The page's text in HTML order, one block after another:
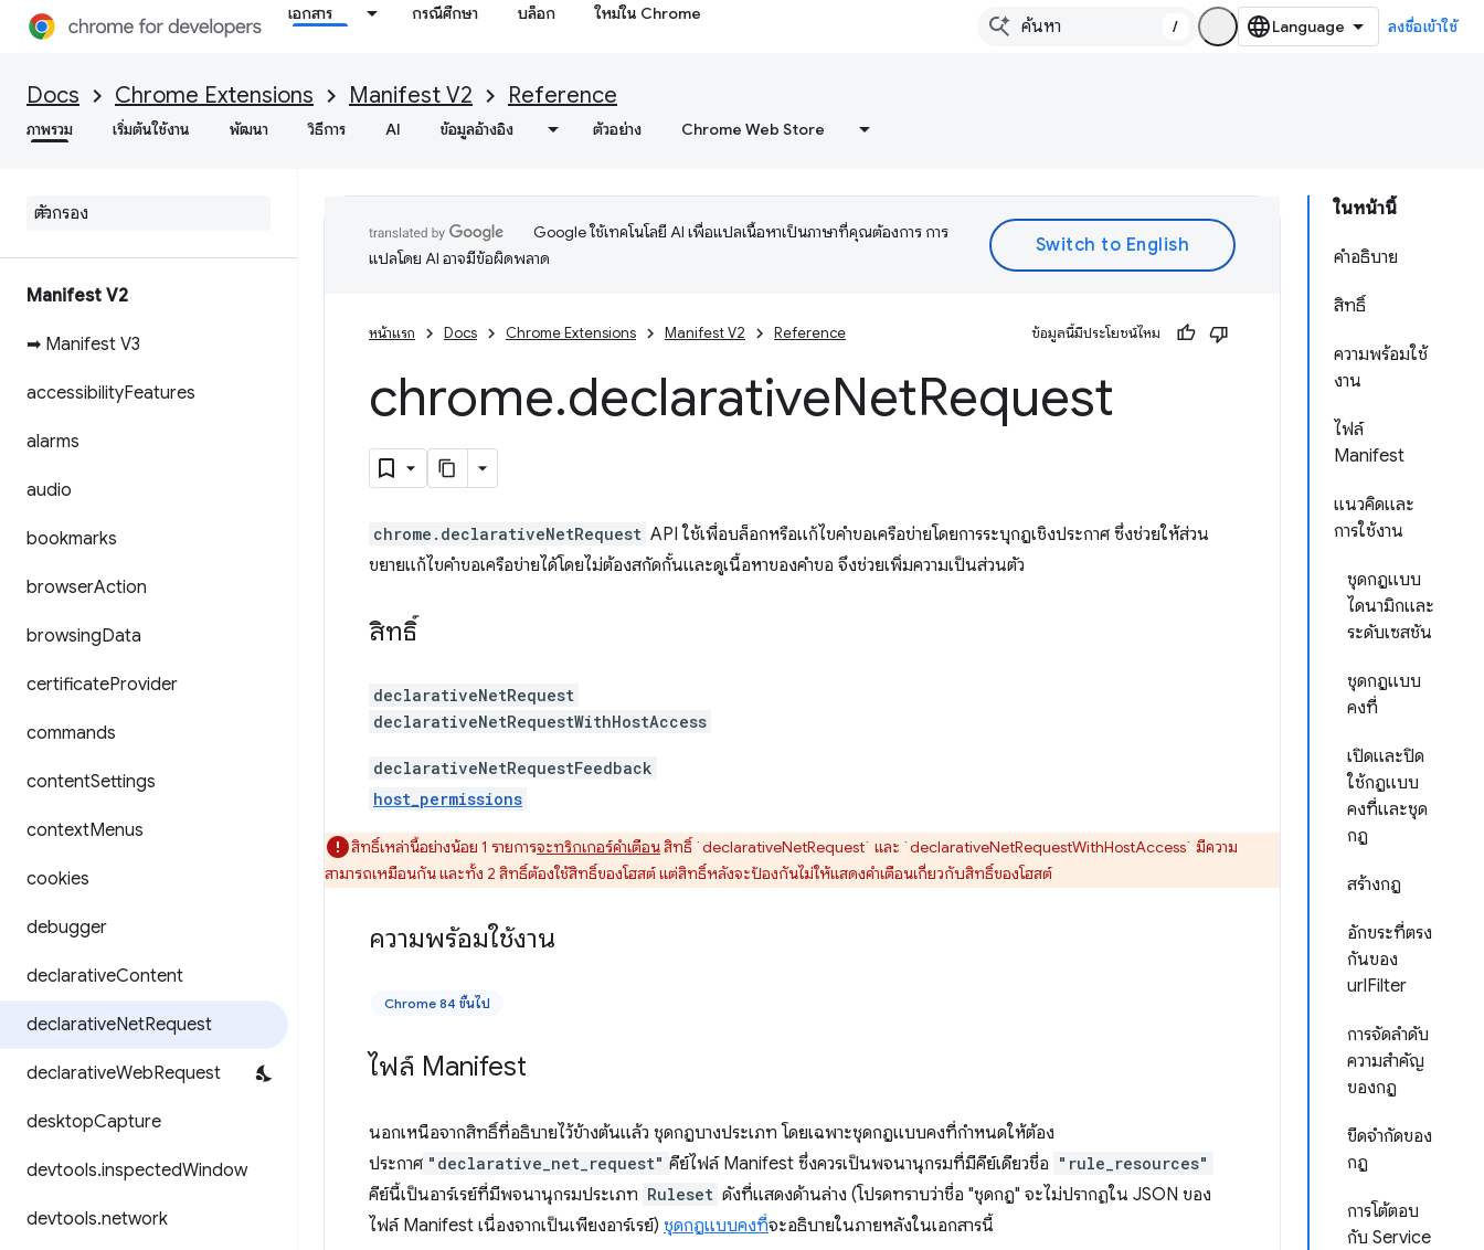
เอกสาร กรณีศึกษา บล็อก ใหม่ใน Chrome
/ ลงชื่อเข้าใช้
Docs Chrome Extensions Manifest V2 Reference
ภาพรวม เริ่มต้นใช้งาน พัฒนา วิธีการ AI ข้อมูลอ้างอิง ตัวอย่าง Chrome Web Store
Manifest V2
➡ Manifest V3
accessibilityFeatures
alarms
audio
bookmarks
browserAction
browsingData
certificateProvider
commands
contentSettings
contextMenus
cookies
debugger
declarativeContent
declarativeNetRequest
declarativeWebRequest
desktopCapture
devtools.inspectedWindow
devtools.network
ในหน้านี้
คำอธิบาย
สิทธิ์
ความพร้อมใช้
งาน
ไฟล์
Manifest
แนวคิดและ
การใช้งาน
ชุดกฎแบบ
ไดนามิกและ
ระดับเซสชัน
ชุดกฎแบบ
คงที่
เปิดและปิด
ใช้กฎแบบ
คงที่และชุด
กฎ
สร้างกฎ
อักขระที่ตรง
กันของ
urlFilter
การจัดลำดับ
ความสำคัญ
ของกฎ
ขีดจํากัดของ
กฎ
การโต้ตอบ
กับ Service
Google ใช้เทคโนโลยี AI เพื่อแปลเนื้อหาเป็นภาษาที่คุณต้องการ การ
แปลโดย AI อาจมีข้อผิดพลาด
หน้าแรก Docs Chrome Extensions Manifest V2 Reference ข้อมูลนี้มีประโยชน์ไหม
chrome.declarativeNetRequest
chrome.declarativeNetRequest API ใช้เพื่อบล็อกหรือแก้ไขคำขอเครือข่ายโดยการระบุกฎเชิงประกาศ ซึ่งช่วยให้ส่วน
ขยายแก้ไขคำขอเครือข่ายได้โดยไม่ต้องสกัดกั้นและดูเนื้อหาของคำขอ จึงช่วยเพิ่มความเป็นส่วนตัว
สิทธิ์
declarativeNetRequest
declarativeNetRequestWithHostAccess
declarativeNetRequestFeedback
host_permissions
สิทธิ์เหล่านี้อย่างน้อย 1 รายการจะทริกเกอร์คำเตือนสิทธิ์ `declarativeNetRequest` และ `declarativeNetRequestWithHostAccess` มีความ
สามารถเหมือนกัน และทั้ง 2 สิทธิ์ต้องใช้สิทธิ์ของโฮสต์ แต่สิทธิ์หลังจะป้องกันไม่ให้แสดงคำเตือนเกี่ยวกับสิทธิ์ของโฮสต์
ความพร้อมใช้งาน
Chrome 84 ขึ้นไป
ไฟล์ Manifest
นอกเหนือจากสิทธิ์ที่อธิบายไว้ข้างต้นแล้ว ชุดกฎบางประเภท โดยเฉพาะชุดกฎแบบคงที่กำหนดให้ต้อง
ประกาศ "declarative_net_request" คีย์ไฟล์ Manifest ซึ่งควรเป็นพจนานุกรมที่มีคีย์เดียวชื่อ "rule_resources"
คีย์นี้เป็นอาร์เรย์ที่มีพจนานุกรมประเภท Ruleset ดังที่แสดงด้านล่าง (โปรดทราบว่าชื่อ "ชุดกฎ" จะไม่ปรากฏใน JSON ของ
ไฟล์ Manifest เนื่องจากเป็นเพียงอาร์เรย์) ชุดกฎแบบคงที่จะอธิบายในภายหลังในเอกสารนี้